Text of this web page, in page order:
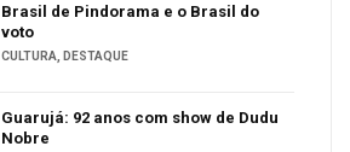
Brasil de Pindorama e o Brasil do
voto
CULTURA DESTAQUE
Guarujá: 92 anos com show de Dudu
Nobre